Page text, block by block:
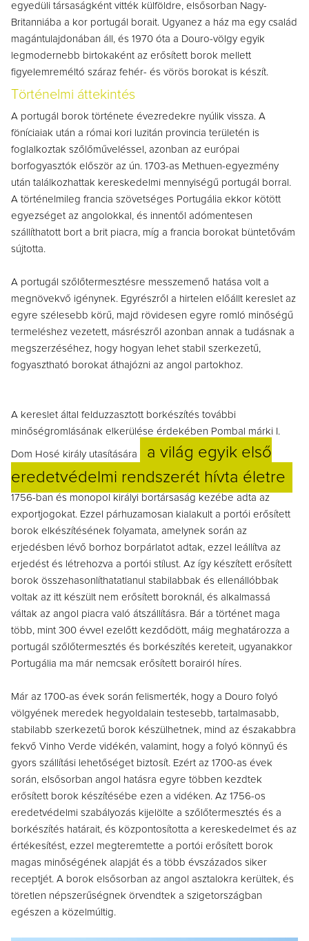
egyedüli társaságként vitték külföldre, elsősorban Nagy-
Britanniába a kor portugál borait. Ugyanez a ház ma egy család
magántulajdonában áll, és 1970 óta a Douro-völgy egyik
legmodernebb birtokaként az erősített borok mellett
figyelemreméltó száraz fehér- és vörös borokat is készít.
Történelmi áttekintés
A portugál borok története évezredekre nyúlik vissza. A
föníciaiak után a római kori luzitán provincia területén is
foglalkoztak szőlőműveléssel, azonban az európai
borfogyasztók először az ún. 1703-as Methuen-egyezmény
után találkozhattak kereskedelmi mennyiségű portugál borral.
A történelmileg francia szövetséges Portugália ekkor kötött
egyezséget az angolokkal, és innentől adómentesen
szállíthatott bort a brit piacra, míg a francia borokat büntetővám
sújtotta.
A portugál szőlőtermesztésre messzemenő hatása volt a
megnövekvő igénynek. Egyrészről a hirtelen előállt kereslet az
egyre szélesebb körű, majd rövidesen egyre romló minőségű
termeléshez vezetett, másrészről azonban annak a tudásnak a
megszerzéséhez, hogy hogyan lehet stabil szerkezetű,
fogyasztható borokat áthajózni az angol partokhoz.
A kereslet által felduzzasztott borkészítés további
minőségromlásának elkerülése érdekében Pombal márki I.
Dom Hosé király utasítására
a világ egyik első
eredetvédelmi rendszerét hívta életre
1756-ban és monopol királyi bortársaság kezébe adta az
exportjogokat. Ezzel párhuzamosan kialakult a portói erősített
borok elkészítésének folyamata, amelynek során az
erjedésben lévő borhoz borpárlatot adtak, ezzel leállítva az
erjedést és létrehozva a portói stílust. Az így készített erősített
borok összehasonlíthatatlanul stabilabbak és ellenállóbbak
voltak az itt készült nem erősített boroknál, és alkalmassá
váltak az angol piacra való átszállításra. Bár a történet maga
több, mint 300 évvel ezelőtt kezdődött, máig meghatározza a
portugál szőlőtermesztés és borkészítés kereteit, ugyanakkor
Portugália ma már nemcsak erősített borairól híres.
Már az 1700-as évek során felismerték, hogy a Douro folyó
völgyének meredek hegyoldalain testesebb, tartalmasabb,
stabilabb szerkezetű borok készülhetnek, mind az északabbra
fekvő Vinho Verde vidékén, valamint, hogy a folyó könnyű és
gyors szállítási lehetőséget biztosít. Ezért az 1700-as évek
során, elsősorban angol hatásra egyre többen kezdtek
erősített borok készítésébe ezen a vidéken. Az 1756-os
eredetvédelmi szabályozás kijelölte a szőlőtermesztés és a
borkészítés határait, és központosította a kereskedelmet és az
értékesítést, ezzel megteremtette a portói erősített borok
magas minőségének alapját és a több évszázados siker
receptjét. A borok elsősorban az angol asztalokra kerültek, és
töretlen népszerűségnek örvendtek a szigetországban
egészen a közelmúltig.